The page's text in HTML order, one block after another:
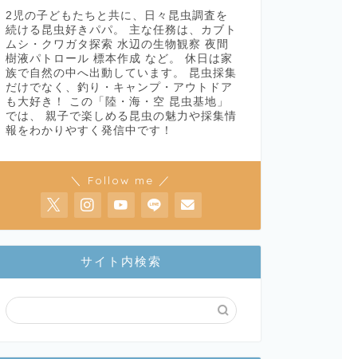
2児の子どもたちと共に、日々昆虫調査を
続ける昆虫好きパパ。 主な任務は、カブト
ムシ・クワガタ探索 水辺の生物観察 夜間
樹液パトロール 標本作成 など。 休日は家
族で自然の中へ出動しています。 昆虫採集
だけでなく、釣り・キャンプ・アウトドア
も大好き！ この「陸・海・空 昆虫基地」
では、 親子で楽しめる昆虫の魅力や採集情
報をわかりやすく発信中です！
＼ Follow me ／
サイト内検索